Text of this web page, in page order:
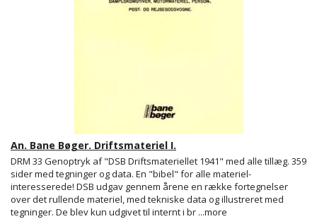
An. Bane Bøger. Driftsmateriel I.
DRM 33 Genoptryk af "DSB Driftsmateriellet 1941" med alle tillæg. 359
sider med tegninger og data. En "bibel" for alle materiel-
interesserede! DSB udgav gennem årene en række fortegnelser
over det rullende materiel, med tekniske data og illustreret med
tegninger. De blev kun udgivet til internt i br ...more